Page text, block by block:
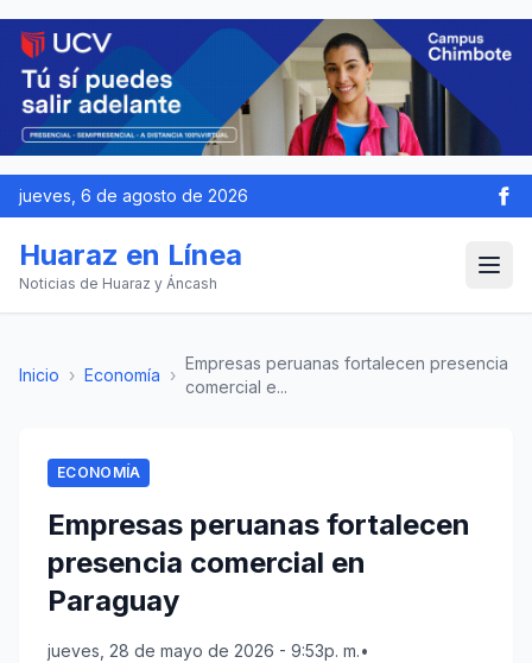
jueves, 6 de agosto de 2026
Huaraz en Línea
Noticias de Huaraz y Áncash
Inicio › Economía ›
Empresas peruanas fortalecen presencia
comercial e...
ECONOMÍA
Empresas peruanas fortalecen
presencia comercial en
Paraguay
jueves, 28 de mayo de 2026 - 9:53p. m.•